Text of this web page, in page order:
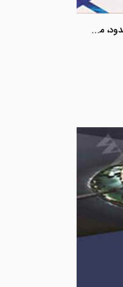
توسعه ی حقوق بین الملل دریاها «تحدید حدود، محیط زیست و کشتیرانی در پرتو آراء قضایی بین المللی»